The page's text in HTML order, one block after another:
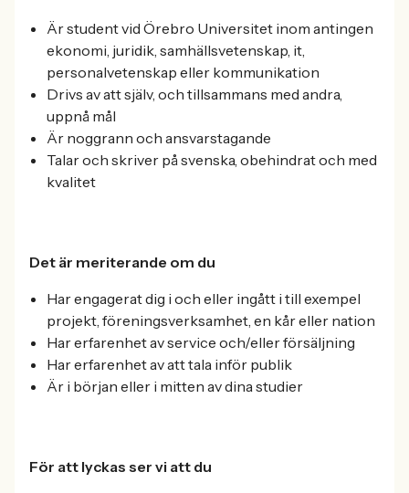
Är student vid Örebro Universitet inom antingen
ekonomi, juridik, samhällsvetenskap, it,
personalvetenskap eller kommunikation
Drivs av att själv, och tillsammans med andra,
uppnå mål
Är noggrann och ansvarstagande
Talar och skriver på svenska, obehindrat och med
kvalitet
Det är meriterande om du
Har engagerat dig i och eller ingått i till exempel
projekt, föreningsverksamhet, en kår eller nation
Har erfarenhet av service och/eller försäljning
Har erfarenhet av att tala inför publik
Är i början eller i mitten av dina studier
För att lyckas ser vi att du